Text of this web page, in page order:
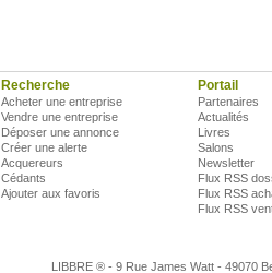
Recherche
Acheter une entreprise
Vendre une entreprise
Déposer une annonce
Créer une alerte
Acquereurs
Cédants
Ajouter aux favoris
Portail
Partenaires
Actualités
Livres
Salons
Newsletter
Flux RSS
Flux RSS
Flux RSS
LIBBRE ® - 9 Rue James Watt - 49070